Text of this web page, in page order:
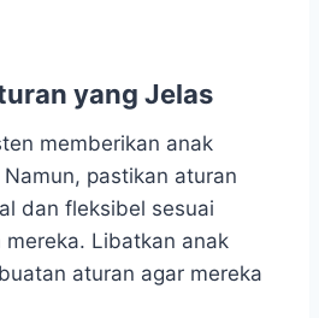
yang Jelas
memberikan anak
pastikan aturan
dan fleksibel sesuai
Libatkan anak
aturan agar mereka